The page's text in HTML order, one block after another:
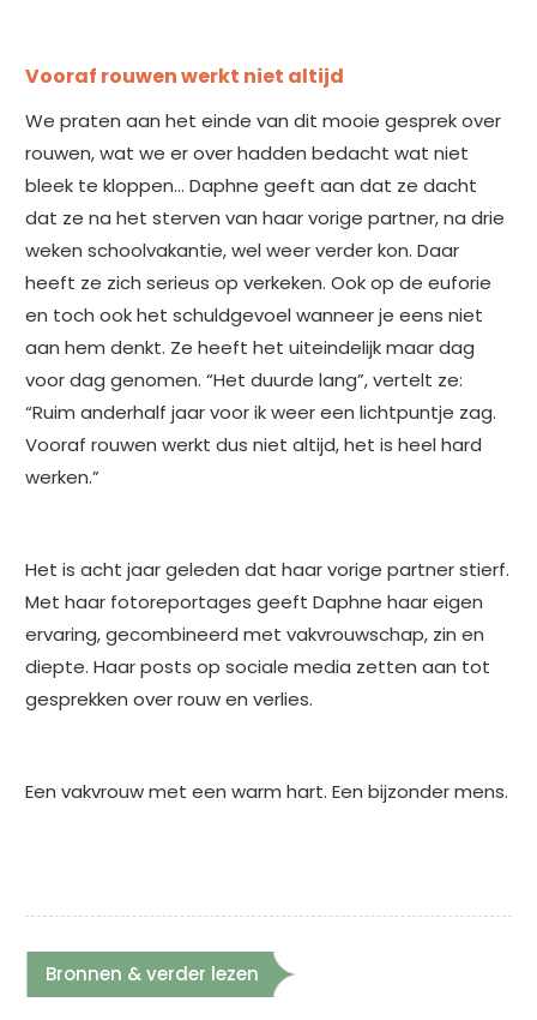
Vooraf rouwen werkt niet altijd
We praten aan het einde van dit mooie gesprek over
rouwen, wat we er over hadden bedacht wat niet
bleek te kloppen… Daphne geeft aan dat ze dacht
dat ze na het sterven van haar vorige partner, na drie
weken schoolvakantie, wel weer verder kon. Daar
heeft ze zich serieus op verkeken. Ook op de euforie
en toch ook het schuldgevoel wanneer je eens niet
aan hem denkt. Ze heeft het uiteindelijk maar dag
voor dag genomen. “Het duurde lang”, vertelt ze:
“Ruim anderhalf jaar voor ik weer een lichtpuntje zag.
Vooraf rouwen werkt dus niet altijd, het is heel hard
werken.”
Het is acht jaar geleden dat haar vorige partner stierf.
Met haar fotoreportages geeft Daphne haar eigen
ervaring, gecombineerd met vakvrouwschap, zin en
diepte. Haar posts op sociale media zetten aan tot
gesprekken over rouw en verlies.
Een vakvrouw met een warm hart. Een bijzonder mens.
Bronnen & verder lezen